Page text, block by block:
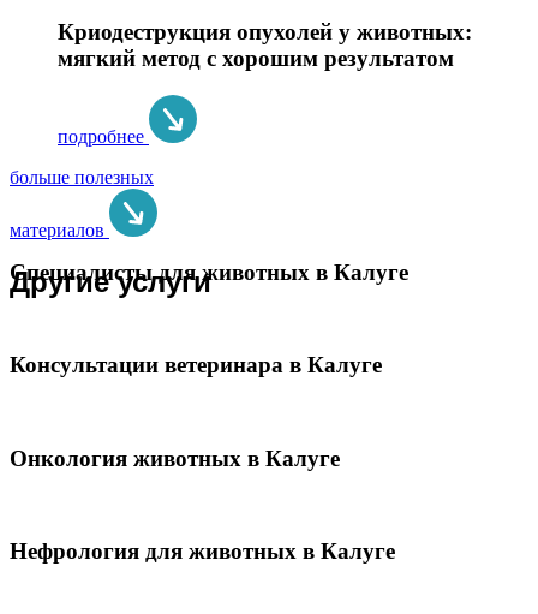
Криодеструкция опухолей у животных:
мягкий метод с хорошим результатом
подробнее
больше полезных
материалов
Другие услуги
Специалисты для животных в Калуге
Консультации ветеринара в Калуге
Онкология животных в Калуге
Нефрология для животных в Калуге